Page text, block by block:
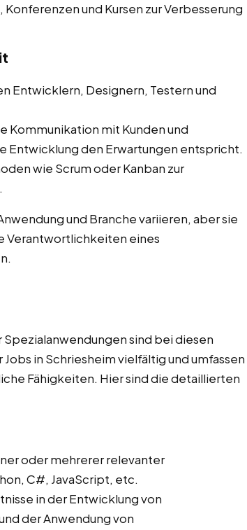
Konferenzen und Kursen zur Verbesserung
Entwicklern, Designern, Testern und
Kommunikation mit Kunden und
Entwicklung den Erwartungen entspricht.
wie Scrum oder Kanban zur
und Branche variieren, aber sie
Verantwortlichkeiten eines
sind bei diesen
in Schriesheim vielfältig und umfassen
Fähigkeiten. Hier sind die detaillierten
oder mehrerer relevanter
C#, JavaScript, etc.
in der Entwicklung von
der Anwendung von